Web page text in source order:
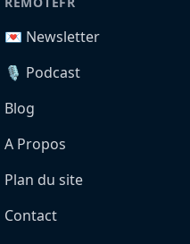
💌 Newsletter
🎙️ Podcast
Blog
A Propos
Plan du site
Contact